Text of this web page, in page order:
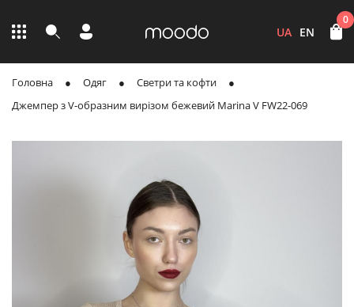
UA EN
0
Головна Одяг
Светри та кофти
Джемпер з V-образним вирізом бежевий Marina V FW22-069